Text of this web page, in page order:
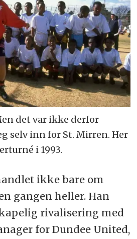
det var ikke derfor
selv inn for St. Mirren. Her
i 1993.
ikke bare om
gangen heller. Han
rivalisering med
for Dundee United,